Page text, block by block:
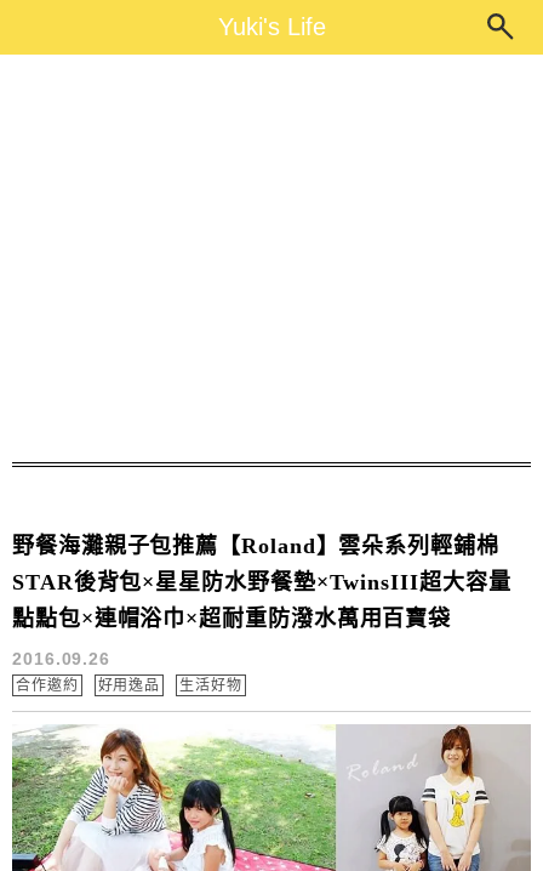
Yuki's LifeYuki's Life
野餐海灘親子包推薦【Roland】雲朵系列輕鋪棉
STAR後背包×星星防水野餐墊×TwinsIII超大容量
點點包×連帽浴巾×超耐重防潑水萬用百寶袋
2016.09.26
合作邀約 好用逸品 生活好物